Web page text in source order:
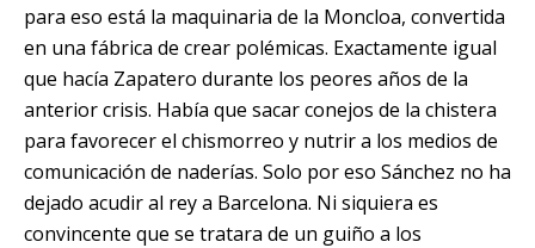
para eso está la maquinaria de la Moncloa, convertida
en una fábrica de crear polémicas. Exactamente igual
que hacía Zapatero durante los peores años de la
anterior crisis. Había que sacar conejos de la chistera
para favorecer el chismorreo y nutrir a los medios de
comunicación de naderías. Solo por eso Sánchez no ha
dejado acudir al rey a Barcelona. Ni siquiera es
convincente que se tratara de un guiño a los